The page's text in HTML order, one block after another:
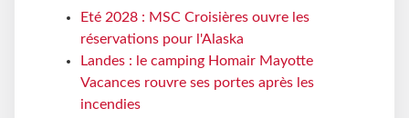
Eté 2028 : MSC Croisières ouvre les
réservations pour l'Alaska
Landes : le camping Homair Mayotte
Vacances rouvre ses portes après les
incendies